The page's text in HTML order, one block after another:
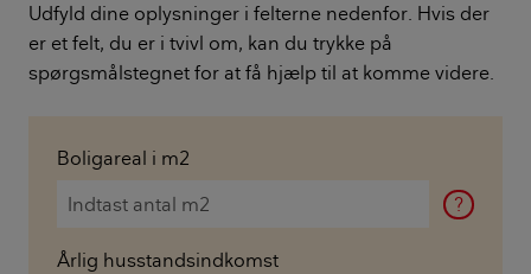
Udfyld dine oplysninger i felterne nedenfor. Hvis der
er et felt, du er i tvivl om, kan du trykke på
spørgsmålstegnet for at få hjælp til at komme videre.
Boligareal i m2
?
Årlig husstandsindkomst